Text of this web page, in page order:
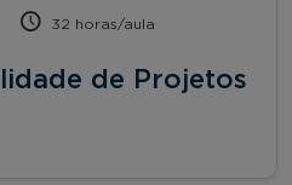
32 horas/aula
de Projetos